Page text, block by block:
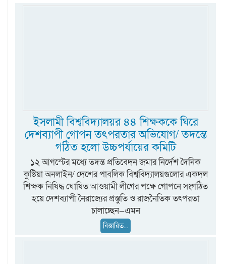
ইসলামী বিশ্ববিদ্যালয়র ৪৪ শিক্ষককে ঘিরে
দেশব্যাপী গোপন তৎপরতার অভিযোগ/ তদন্তে
গঠিত হলো উচ্চপর্যায়ের কমিটি
১২ আগস্টের মধ্যে তদন্ত প্রতিবেদন জমার নির্দেশ দৈনিক
কুষ্টিয়া অনলাইন/ দেশের পাবলিক বিশ্ববিদ্যালয়গুলোর একদল
শিক্ষক নিষিদ্ধ ঘোষিত আওয়ামী লীগের পক্ষে গোপনে সংগঠিত
হয়ে দেশব্যাপী নৈরাজ্যের প্রস্তুতি ও রাজনৈতিক তৎপরতা
চালাচ্ছেন—এমন
বিস্তারিত...